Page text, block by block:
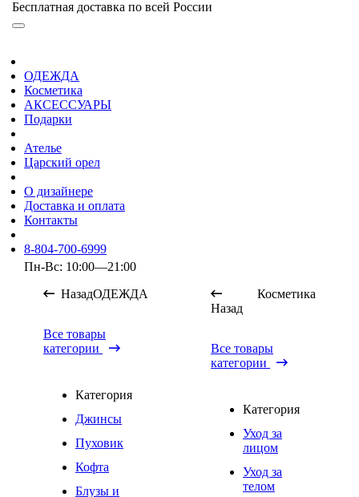
Бесплатная доставка по всей России
ОДЕЖДА
Косметика
АКСЕССУАРЫ
Подарки
Ателье
Царский орел
О дизайнере
Доставка и оплата
Контакты
8-804-700-6999
Пн-Вс: 10:00—21:00
НазадОДЕЖДА
Все товары
категории
Категория
Джинсы
Пуховик
Кофта
Блузы и
Назад
Косметика
Все товары
категории
Категория
Уход за
лицом
Уход за
телом